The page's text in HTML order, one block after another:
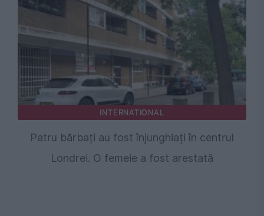
INTERNATIONAL
Patru bărbați au fost înjunghiați în centrul
Londrei. O femeie a fost arestată